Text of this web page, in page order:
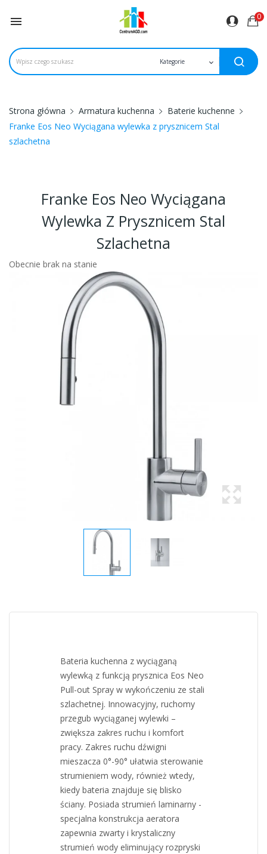
 0
Strona główna Armatura kuchenna
Baterie kuchenne
Franke Eos Neo Wyciągana wylewka z prysznicem Stal
szlachetna
Franke Eos Neo Wyciągana
Wylewka Z Prysznicem Stal
Szlachetna
Obecnie brak na stanie
Bateria kuchenna z wyciąganą
wylewką z funkcją prysznica Eos Neo
Pull-out Spray w wykończeniu ze stali
szlachetnej. Innowacyjny, ruchomy
przegub wyciąganej wylewki –
zwiększa zakres ruchu i komfort
pracy. Zakres ruchu dźwigni
mieszacza 0°-90° ułatwia sterowanie
strumieniem wody, również wtedy,
kiedy bateria znajduje się blisko
ściany. Posiada strumień laminarny -
specjalna konstrukcja aeratora
zapewnia zwarty i krystaliczny
strumień wody eliminujący rozpryski